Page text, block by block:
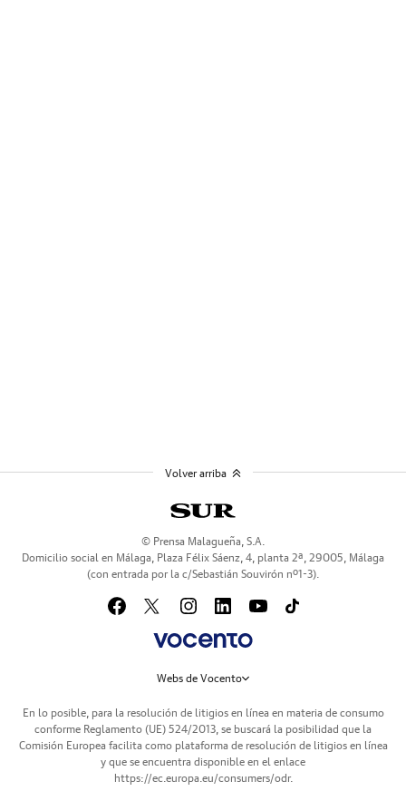
© Prensa Malagueña, S.A.
Domicilio social en Málaga, Plaza Félix Sáenz, 4, planta 2ª, 29005, Málaga
(con entrada por la c/Sebastián Souvirón nº1-3).
Webs de Vocento
En lo posible, para la resolución de litigios en línea en materia de consumo
conforme Reglamento (UE) 524/2013, se buscará la posibilidad que la
Comisión Europea facilita como plataforma de resolución de litigios en línea
y que se encuentra disponible en el enlace
https://ec.europa.eu/consumers/odr.
Volver arriba